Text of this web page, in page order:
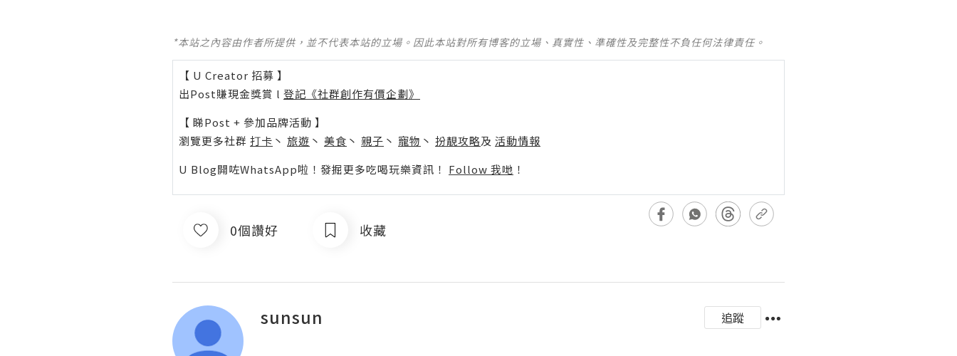
*本站之內容由作者所提供，並不代表本站的立場。因此本站對所有博客的立場、真實性、準確性及完整性不負任何法律責任。
【 U Creator 招募 】
出Post賺現金獎賞 l 登記《社群創作有價企劃》
【 睇Post + 參加品牌活動 】
瀏覽更多社群 打卡 丶 旅遊 丶 美食 丶 親子 丶 寵物 丶 扮靚攻略及 活動情報
U Blog開咗WhatsApp啦！發掘更多吃喝玩樂資訊！ Follow 我哋 ！
0個讚好 收藏
sunsun 追蹤